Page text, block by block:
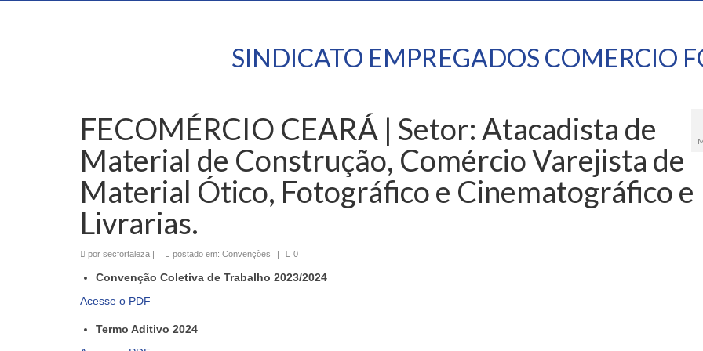
SINDICATO EMPREGADOS COMERCIO
FECOMÉRCIO CEARÁ | Setor: Atacadista de
Material de Construção, Comércio Varejista de
Material Ótico, Fotográfico e Cinematográfico e
Livrarias.
por secfortaleza | postado em: Convenções | 0
Convenção Coletiva de Trabalho 2023/2024
Acesse o PDF
Termo Aditivo 2024